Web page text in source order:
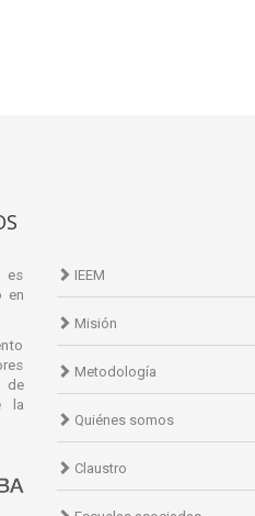
es
en
de
la
IEEM
Misión
Metodología
Quiénes somos
Claustro